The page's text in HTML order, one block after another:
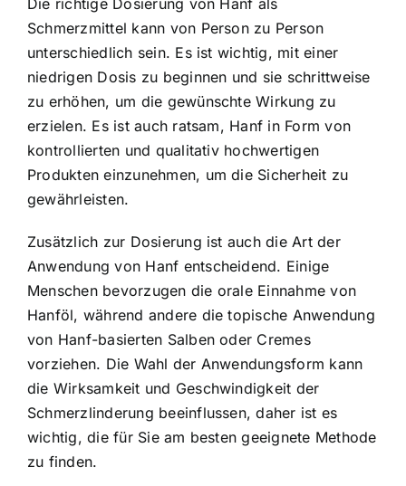
Die richtige Dosierung von Hanf als
Schmerzmittel kann von Person zu Person
unterschiedlich sein. Es ist wichtig, mit einer
niedrigen Dosis zu beginnen und sie schrittweise
zu erhöhen, um die gewünschte Wirkung zu
erzielen. Es ist auch ratsam, Hanf in Form von
kontrollierten und qualitativ hochwertigen
Produkten einzunehmen, um die Sicherheit zu
gewährleisten.
Zusätzlich zur Dosierung ist auch die Art der
Anwendung von Hanf entscheidend. Einige
Menschen bevorzugen die orale Einnahme von
Hanföl, während andere die topische Anwendung
von Hanf-basierten Salben oder Cremes
vorziehen. Die Wahl der Anwendungsform kann
die Wirksamkeit und Geschwindigkeit der
Schmerzlinderung beeinflussen, daher ist es
wichtig, die für Sie am besten geeignete Methode
zu finden.